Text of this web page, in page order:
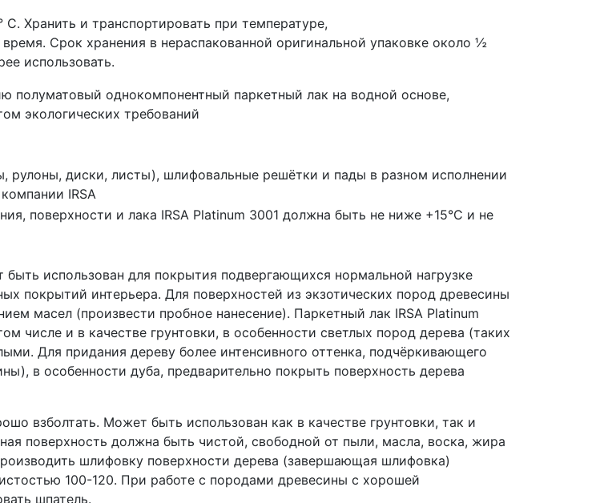
Хранить и транспортировать при температуре,
Срок хранения в нераспакованной оригинальной упаковке около ½
использовать.
полуматовый однокомпонентный паркетный лак на водной основе,
экологических требований
рулоны, диски, листы), шлифовальные решётки и пады в разном исполнении
IRSA
поверхности и лака IRSA Platinum 3001 должна быть не ниже +15°С и не
использован для покрытия подвергающихся нормальной нагрузке
покрытий интерьера. Для поверхностей из экзотических пород древесины
масел (произвести пробное нанесение). Паркетный лак IRSA Platinum
числе и в качестве грунтовки, в особенности светлых пород дерева (таких
Для придания дереву более интенсивного оттенка, подчёркивающего
в особенности дуба, предварительно покрыть поверхность дерева
взболтать. Может быть использован как в качестве грунтовки, так и
поверхность должна быть чистой, свободной от пыли, масла, воска, жира
шлифовку поверхности дерева (завершающая шлифовка)
100-120. При работе с породами древесины с хорошей
шпатель.